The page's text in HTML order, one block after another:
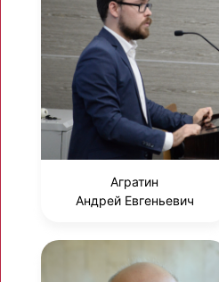
Агратин
Андрей Евгеньевич